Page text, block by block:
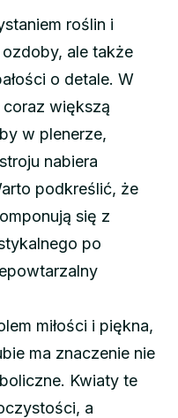
roślin i
ale także
o detale. W
większą
w plenerze,
nabiera
podkreślić, że
się z
po
miłości i piękna,
ma znaczenie nie
Kwiaty te
a